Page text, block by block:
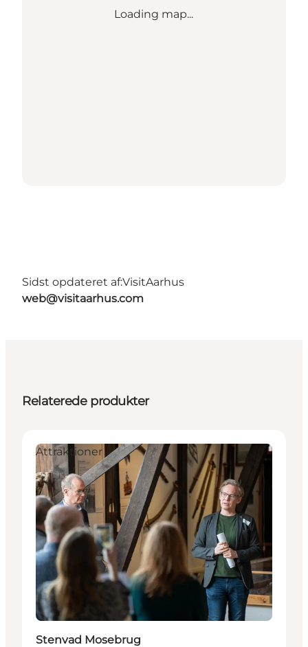
Loading map...
Sidst opdateret af:VisitAarhus
web@visitaarhus.com
Relaterede produkter
Attraktioner
Stenvad Mosebrug